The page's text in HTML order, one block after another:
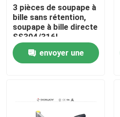
Produits
3 pièces de soupape à
bille sans rétention,
soupape à bille directe
SS304/316L
envoyer une